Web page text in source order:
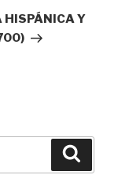
HISPÁNICA Y